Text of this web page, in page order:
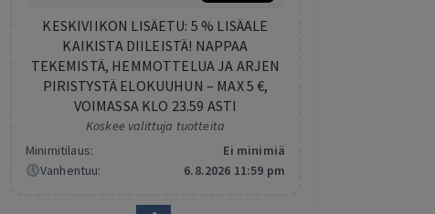
KESKIVIIKON LISÄETU: 5 % LISÄALE
KAIKISTA DIILEISTÄ! NAPPAA
TEKEMISTÄ, HEMMOTTELUA JA ARJEN
PIRISTYSTÄ ELOKUUHUN – MAX 5 €,
VOIMASSA KLO 23.59 ASTI
Koskee valittuja tuotteita
Minimitilaus:
Ei minimiä
Vanhentuu:
6.8.2026 11:59 pm